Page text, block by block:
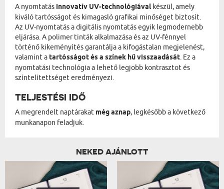
A nyomtatás innovatív UV-technológiávalkészül, amely
kiváló tartósságot és kimagasló grafikai minőséget biztosít.
Az UV-nyomtatás a digitális nyomtatás egyik legmodernebb
eljárása. A polimer tinták alkalmazása és az UV-fénnyel
történő kikeményítés garantálja a kifogástalan megjelenést,
valamint a tartósságot és a színek hű visszaadását . Ez a
nyomtatási technológia a lehető legjobb kontrasztot és
színtelítettséget eredményezi.
TELJESTÉSI IDŐ
A megrendelt naptárakat még aznap, legkésőbb a következő
munkanapon feladjuk.
NEKED AJÁNLOTT